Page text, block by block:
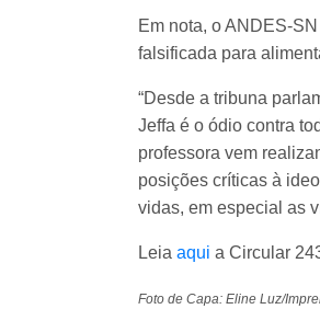
Em nota, o ANDES-
falsificada para
“Desde a tribuna
Jeffa é o ódio contra
professora vem
posições críticas à
vidas, em especial as
Leia aqui a Circular
Foto de Capa: Eline Luz/